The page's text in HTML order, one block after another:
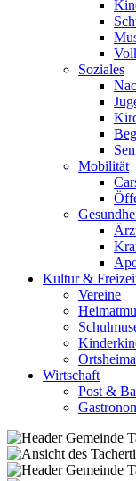
Soziales
Mobilität
Kultur &
Vereine
Wirtschaft
Post &